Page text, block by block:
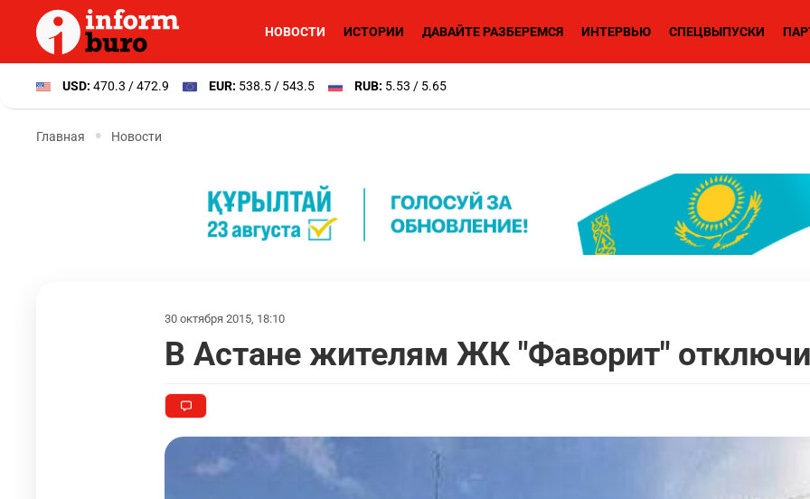
НОВОСТИ ИСТОРИИ ДАВАЙТЕ РАЗБЕРЕМСЯ ИНТЕРВЬЮ СПЕЦВЫПУСКИ
USD: 470.3 / 472.9 EUR: 538.5 / 543.5 RUB: 5.53 / 5.65
Главная Новости
30 октября 2015, 18:10
В Астане жителям ЖК "Фаворит"